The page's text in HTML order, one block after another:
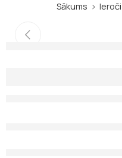
Sākums Ieroči